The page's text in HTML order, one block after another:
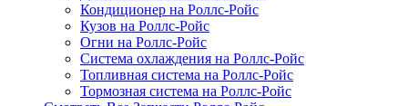
Кондиционер на Роллс-Ройс
Кузов на Роллс-Ройс
Огни на Роллс-Ройс
Система охлаждения на Роллс-Ройс
Топливная система на Роллс-Ройс
Тормозная cистема на Роллс-Ройс